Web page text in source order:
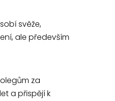
svěže,
ale především
za
a přispějí k